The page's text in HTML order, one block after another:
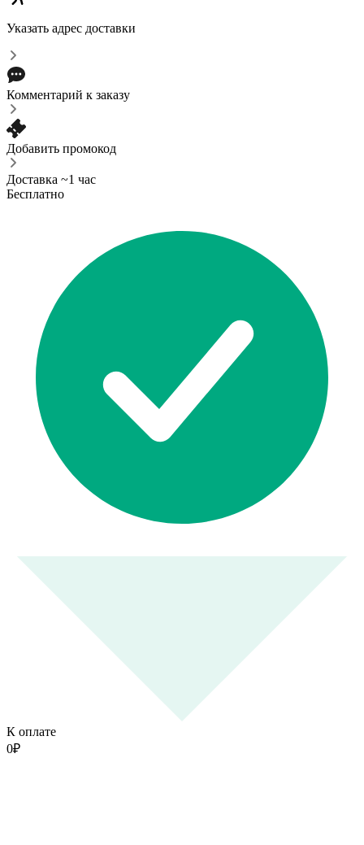
Указать адрес доставки
Комментарий к заказу
Добавить промокод
Доставка ~1 час
Бесплатно
К оплате
0₽